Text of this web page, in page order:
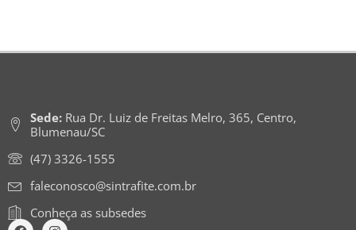
Sede:Rua Dr. Luiz de Freitas Melro, 365, Centro,
Blumenau/SC
(47) 3326-1555
faleconosco@sintrafite.com.br
Conheça as subsedes